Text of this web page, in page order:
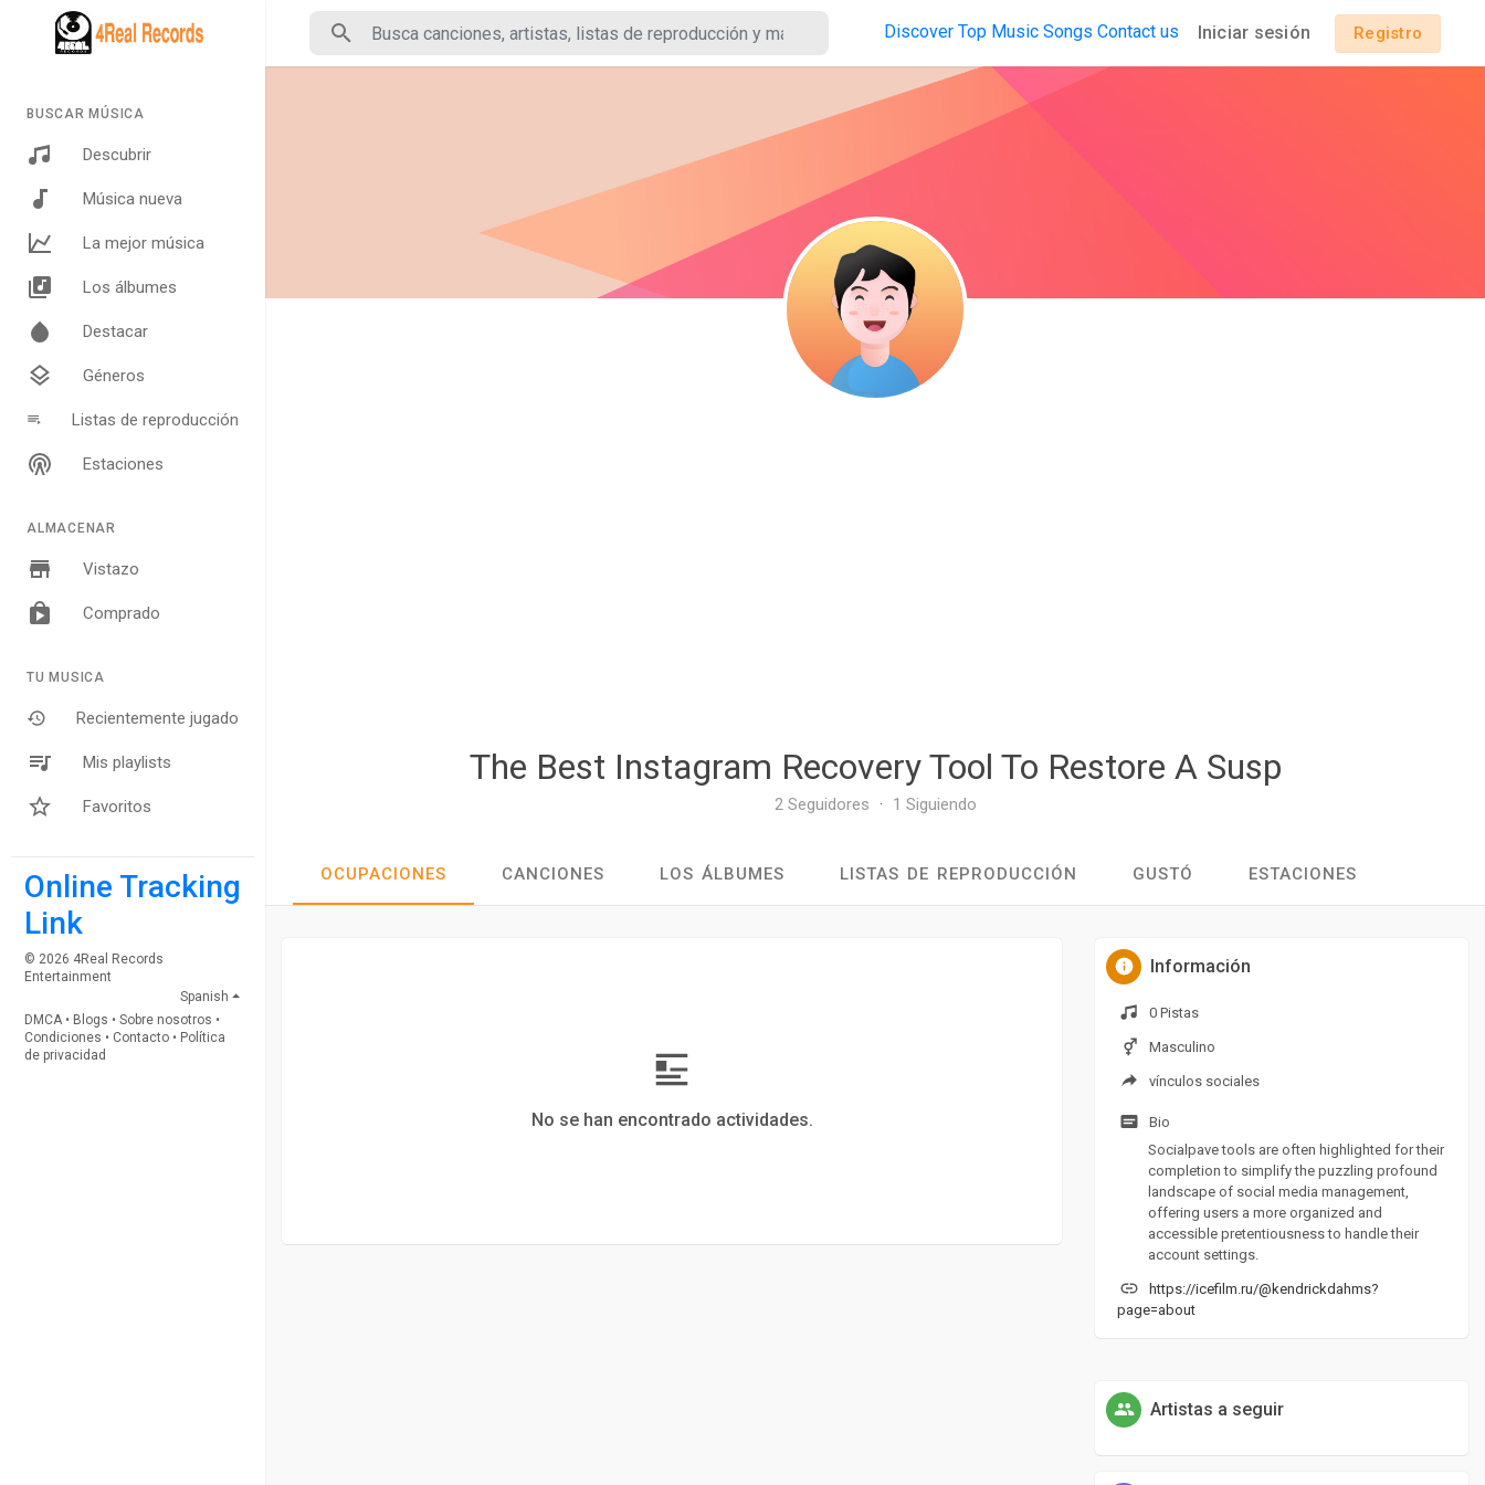
BUSCAR MÚSICA
Descubrir
Música nueva
La mejor música
Los álbumes
Destacar
Géneros
Listas de reproducción
Estaciones
ALMACENAR
Vistazo
Comprado
TU MUSICA
Recientemente jugado
Mis playlists
Favoritos
Online Tracking
Link
© 2026 4Real Records
Entertainment
Spanish
DMCA • Blogs • Sobre nosotros •
Condiciones • Contacto • Política
de privacidad
Discover Top Music Songs Contact us Iniciar sesión Registro
The Best Instagram Recovery Tool To Restore A Susp
2 Seguidores · 1 Siguiendo
OCUPACIONES CANCIONES LOS ÁLBUMES LISTAS DE REPRODUCCIÓN GUSTÓ ESTACIONES
No se han encontrado actividades.
Información
0 Pistas
Masculino
vínculos sociales
Bio
Socialpave tools are often highlighted for their
completion to simplify the puzzling profound
landscape of social media management,
offering users a more organized and
accessible pretentiousness to handle their
account settings.
https://icefilm.ru/@kendrickdahms?
page=about
Artistas a seguir